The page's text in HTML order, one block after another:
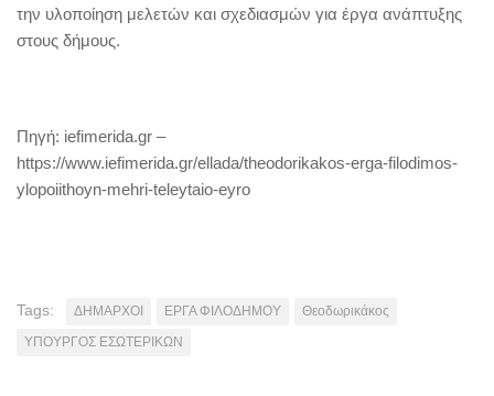
την υλοποίηση μελετών και σχεδιασμών για έργα ανάπτυξης
στους δήμους.
Πηγή: iefimerida.gr –
https://www.iefimerida.gr/ellada/theodorikakos-erga-filodimos-
ylopoiithoyn-mehri-teleytaio-eyro
Tags: ΔΗΜΑΡΧΟΙ ΕΡΓΑ ΦΙΛΟΔΗΜΟΥ
Θεοδωρικάκος
ΥΠΟΥΡΓΟΣ ΕΣΩΤΕΡΙΚΩΝ